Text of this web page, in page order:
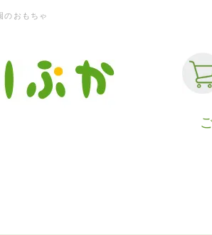
のおもちゃ